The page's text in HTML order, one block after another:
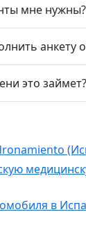
мне нужны?
анкету
это займет?
в